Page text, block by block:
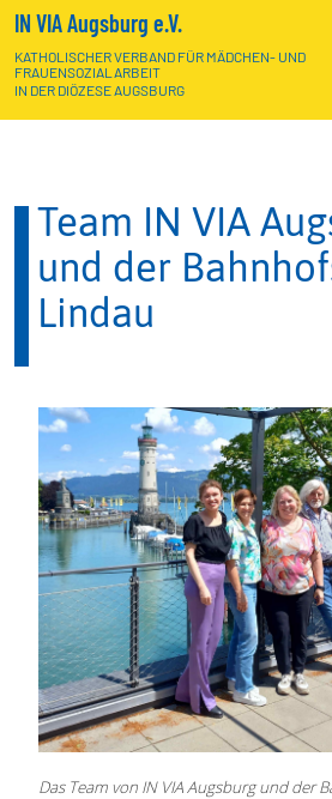
IN VIA Augsburg e.V.
KATHOLISCHER VERBAND FÜR MÄDCHEN- UND
FRAUENSOZIALARBEIT
IN DER DIÖZESE AUGSBURG
Team IN VIA
und der
Lindau
Das Team von IN VIA Augsburg und der